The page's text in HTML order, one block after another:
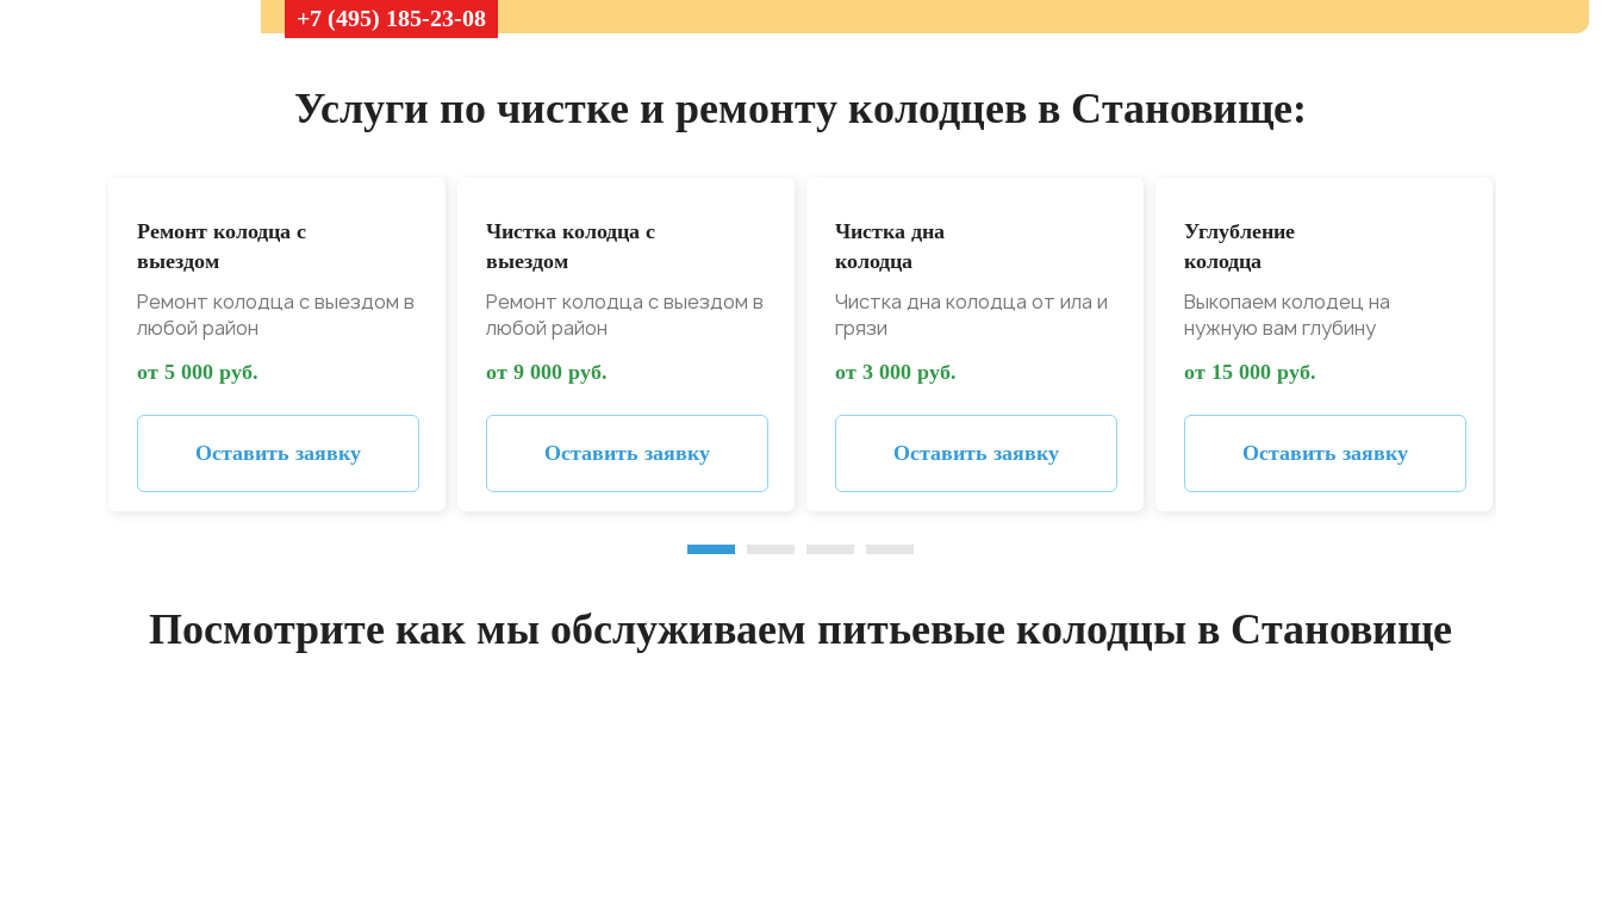
+7 (495) 185-23-08
Услуги по чистке и ремонту колодцев в Становище:
Ремонт колодца с
выездом
Ремонт колодца с выездом в
любой район
от 5 000 руб.
Оставить заявку
Чистка колодца с
выездом
Ремонт колодца с выездом в
любой район
от 9 000 руб.
Оставить заявку
Чистка дна
колодца
Чистка дна колодца от ила и
грязи
от 3 000 руб.
Оставить заявку
Углубление
колодца
Выкопаем колодец на
нужную вам глубину
от 15 000 руб.
Оставить заявку
Посмотрите как мы обслуживаем питьевые колодцы в Становище